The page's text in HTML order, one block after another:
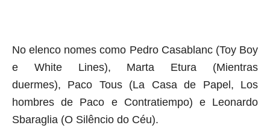
No elenco nomes como Pedro Casablanc (Toy Boy
e White Lines), Marta Etura (Mientras
duermes), Paco Tous (La Casa de Papel, Los
hombres de Paco e Contratiempo) e Leonardo
Sbaraglia (O Silêncio do Céu).